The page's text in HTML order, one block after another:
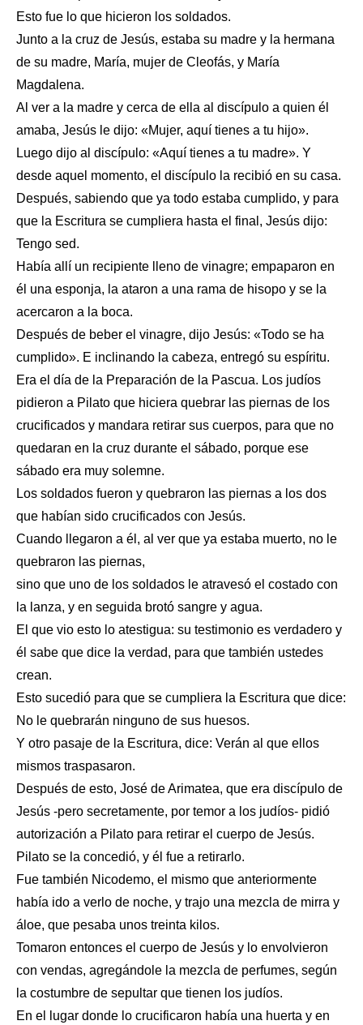
Esto fue lo que hicieron los soldados.
Junto a la cruz de Jesús, estaba su madre y la hermana
de su madre, María, mujer de Cleofás, y María
Magdalena.
Al ver a la madre y cerca de ella al discípulo a quien él
amaba, Jesús le dijo: «Mujer, aquí tienes a tu hijo».
Luego dijo al discípulo: «Aquí tienes a tu madre». Y
desde aquel momento, el discípulo la recibió en su casa.
Después, sabiendo que ya todo estaba cumplido, y para
que la Escritura se cumpliera hasta el final, Jesús dijo:
Tengo sed.
Había allí un recipiente lleno de vinagre; empaparon en
él una esponja, la ataron a una rama de hisopo y se la
acercaron a la boca.
Después de beber el vinagre, dijo Jesús: «Todo se ha
cumplido». E inclinando la cabeza, entregó su espíritu.
Era el día de la Preparación de la Pascua. Los judíos
pidieron a Pilato que hiciera quebrar las piernas de los
crucificados y mandara retirar sus cuerpos, para que no
quedaran en la cruz durante el sábado, porque ese
sábado era muy solemne.
Los soldados fueron y quebraron las piernas a los dos
que habían sido crucificados con Jesús.
Cuando llegaron a él, al ver que ya estaba muerto, no le
quebraron las piernas,
sino que uno de los soldados le atravesó el costado con
la lanza, y en seguida brotó sangre y agua.
El que vio esto lo atestigua: su testimonio es verdadero y
él sabe que dice la verdad, para que también ustedes
crean.
Esto sucedió para que se cumpliera la Escritura que dice:
No le quebrarán ninguno de sus huesos.
Y otro pasaje de la Escritura, dice: Verán al que ellos
mismos traspasaron.
Después de esto, José de Arimatea, que era discípulo de
Jesús -pero secretamente, por temor a los judíos- pidió
autorización a Pilato para retirar el cuerpo de Jesús.
Pilato se la concedió, y él fue a retirarlo.
Fue también Nicodemo, el mismo que anteriormente
había ido a verlo de noche, y trajo una mezcla de mirra y
áloe, que pesaba unos treinta kilos.
Tomaron entonces el cuerpo de Jesús y lo envolvieron
con vendas, agregándole la mezcla de perfumes, según
la costumbre de sepultar que tienen los judíos.
En el lugar donde lo crucificaron había una huerta y en